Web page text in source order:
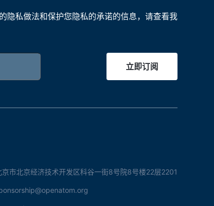
隐私做法和保护您隐私的承诺的信息，请查看我
立即订阅
市北京经济技术开发区科谷一街8号院8号楼22层2201